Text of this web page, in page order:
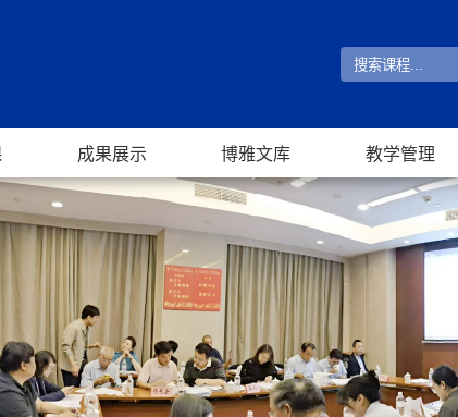
示范课
示范课
成果展示 博雅文库 教学管理